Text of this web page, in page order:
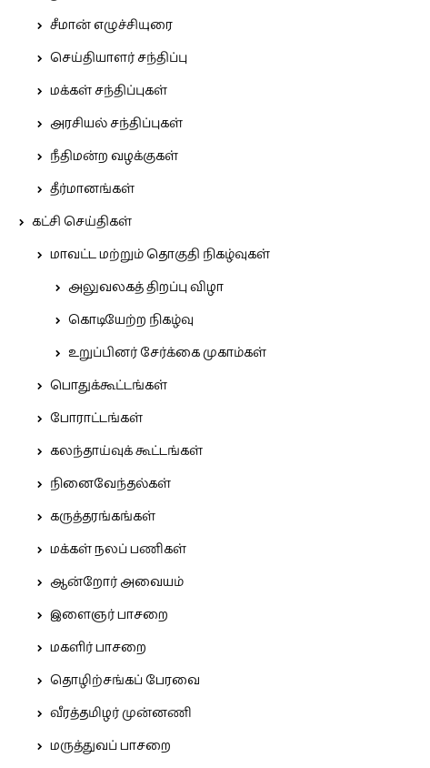
சீமான் எழுச்சியுரை
செய்தியாளர் சந்திப்பு
மக்கள் சந்திப்புகள்
அரசியல் சந்திப்புகள்
நீதிமன்ற வழக்குகள்
தீர்மானங்கள்
கட்சி செய்திகள்
மாவட்ட மற்றும் தொகுதி நிகழ்வுகள்
அலுவலகத் திறப்பு விழா
கொடியேற்ற நிகழ்வு
உறுப்பினர் சேர்க்கை முகாம்கள்
பொதுக்கூட்டங்கள்
போராட்டங்கள்
கலந்தாய்வுக் கூட்டங்கள்
நினைவேந்தல்கள்
கருத்தரங்கங்கள்
மக்கள் நலப் பணிகள்
ஆன்றோர் அவையம்
இளைஞர் பாசறை
மகளிர் பாசறை
தொழிற்சங்கப் பேரவை
வீரத்தமிழர் முன்னணி
மருத்துவப் பாசறை